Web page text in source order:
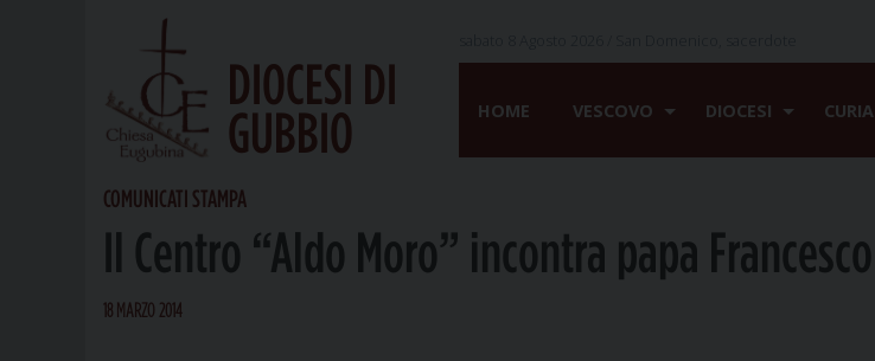
DIOCESI DI
GUBBIO
HOME VESCOVO DIOCESI CURIA
COMUNICATI STAMPA
Il Centro “Aldo Moro” incontra papa Francesco
18 MARZO 2014